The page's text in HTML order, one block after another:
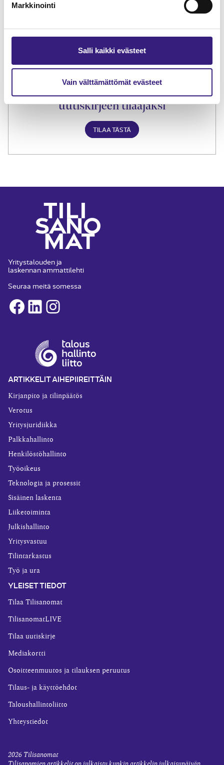
Markkinointi
Salli kaikki evästeet
Vain välttämättömät evästeet
Liity Tilisanomien
uutiskirjeen tilaajaksi
TILAA TÄSTÄ
Yritystalouden ja
laskennan ammattilehti
Seuraa meitä somessa
Facebook
LinkedInInstagram
ARTIKKELIT AIHEPIIREITTÄIN
Kirjanpito ja tilinpäätös
Verotus
Yritysjuridiikka
Palkkahallinto
Henkilöstöhallinto
Työoikeus
Teknologia ja prosessit
Sisäinen laskenta
Liiketoiminta
Julkishallinto
Yritysvastuu
Tilintarkastus
Työ ja ura
YLEISET TIEDOT
Tilaa Tilisanomat
TilisanomatLIVE
Tilaa uutiskirje
Mediakortti
Osoitteenmuutos ja tilauksen peruutus
Tilaus- ja käyttöehdot
Taloushallintoliitto
Yhteystiedot
2026 Tilisanomat